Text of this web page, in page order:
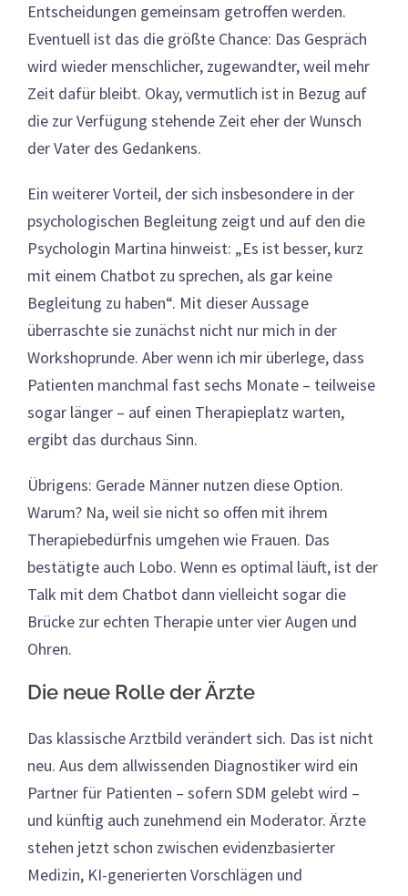
Entscheidungen gemeinsam getroffen werden.
Eventuell ist das die größte Chance: Das Gespräch
wird wieder menschlicher, zugewandter, weil mehr
Zeit dafür bleibt. Okay, vermutlich ist in Bezug auf
die zur Verfügung stehende Zeit eher der Wunsch
der Vater des Gedankens.
Ein weiterer Vorteil, der sich insbesondere in der
psychologischen Begleitung zeigt und auf den die
Psychologin Martina hinweist: „Es ist besser, kurz
mit einem Chatbot zu sprechen, als gar keine
Begleitung zu haben“. Mit dieser Aussage
überraschte sie zunächst nicht nur mich in der
Workshoprunde. Aber wenn ich mir überlege, dass
Patienten manchmal fast sechs Monate – teilweise
sogar länger – auf einen Therapieplatz warten,
ergibt das durchaus Sinn.
Übrigens: Gerade Männer nutzen diese Option.
Warum? Na, weil sie nicht so offen mit ihrem
Therapiebedürfnis umgehen wie Frauen. Das
bestätigte auch Lobo. Wenn es optimal läuft, ist der
Talk mit dem Chatbot dann vielleicht sogar die
Brücke zur echten Therapie unter vier Augen und
Ohren.
Die neue Rolle der Ärzte
Das klassische Arztbild verändert sich. Das ist nicht
neu. Aus dem allwissenden Diagnostiker wird ein
Partner für Patienten – sofern SDM gelebt wird –
und künftig auch zunehmend ein Moderator. Ärzte
stehen jetzt schon zwischen evidenzbasierter
Medizin, KI-generierten Vorschlägen und